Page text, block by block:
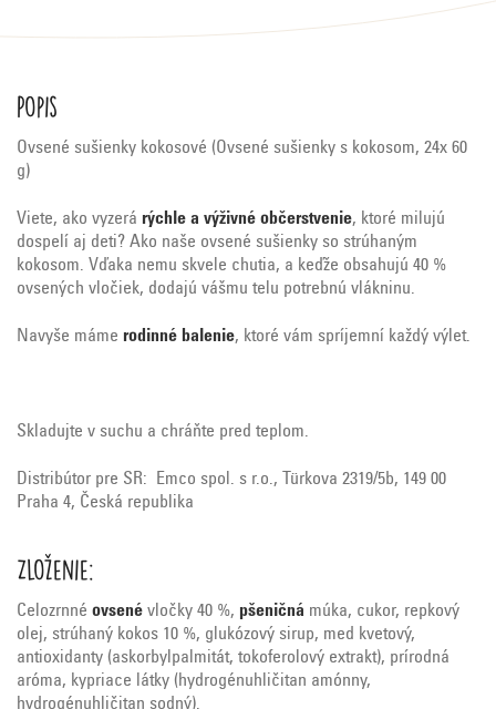
Popis
Ovsené sušienky kokosové (Ovsené sušienky s kokosom, 24x 60
g)
Viete, ako vyzerá rýchle a výživné občerstvenie, ktoré milujú
dospelí aj deti? Ako naše ovsené sušienky so strúhaným
kokosom. Vďaka nemu skvele chutia, a keďže obsahujú 40 %
ovsených vločiek, dodajú vášmu telu potrebnú vlákninu.
Navyše máme rodinné balenie, ktoré vám spríjemní každý výlet.
Skladujte v suchu a chráňte pred teplom.
Distribútor pre SR: Emco spol. s r.o., Türkova 2319/5b, 149 00
Praha 4, Česká republika
Zloženie:
Celozrnné ovsené vločky 40 %, pšeničná múka, cukor, repkový
olej, strúhaný kokos 10 %, glukózový sirup, med kvetový,
antioxidanty (askorbylpalmitát, tokoferolový extrakt), prírodná
aróma, kypriace látky (hydrogénuhličitan amónny,
hydrogénuhličitan sodný).